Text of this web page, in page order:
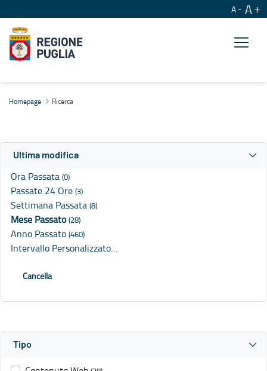
A A
Homepage Ricerca
Ultima modifica
Ora Passata (0)
Passate 24 Ore (3)
Settimana Passata (8)
Mese Passato(28)
Anno Passato (460)
Intervallo Personalizzato…
Cancella
Tipo